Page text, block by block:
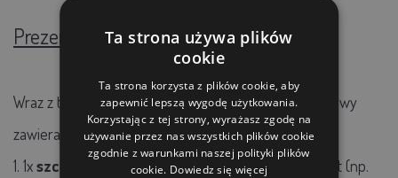
Prezent dla Ciebie
Wraz z tą pułapką otrzymasz bezpłatny zestaw startowy
zawierający:
1. 1xszczypce
do bezpiecznego umieszczania przynęt (np.
Ta strona używa plików
cookie
Ta strona korzysta z plików cookie, aby
zapewnić lepszą wygodę użytkowania.
Korzystając z tej strony, wyrażasz zgodę na
używanie przez nas wszystkich plików cookie
zgodnie z warunkami naszej polityki plików
cookie. Dowiedz się więcej